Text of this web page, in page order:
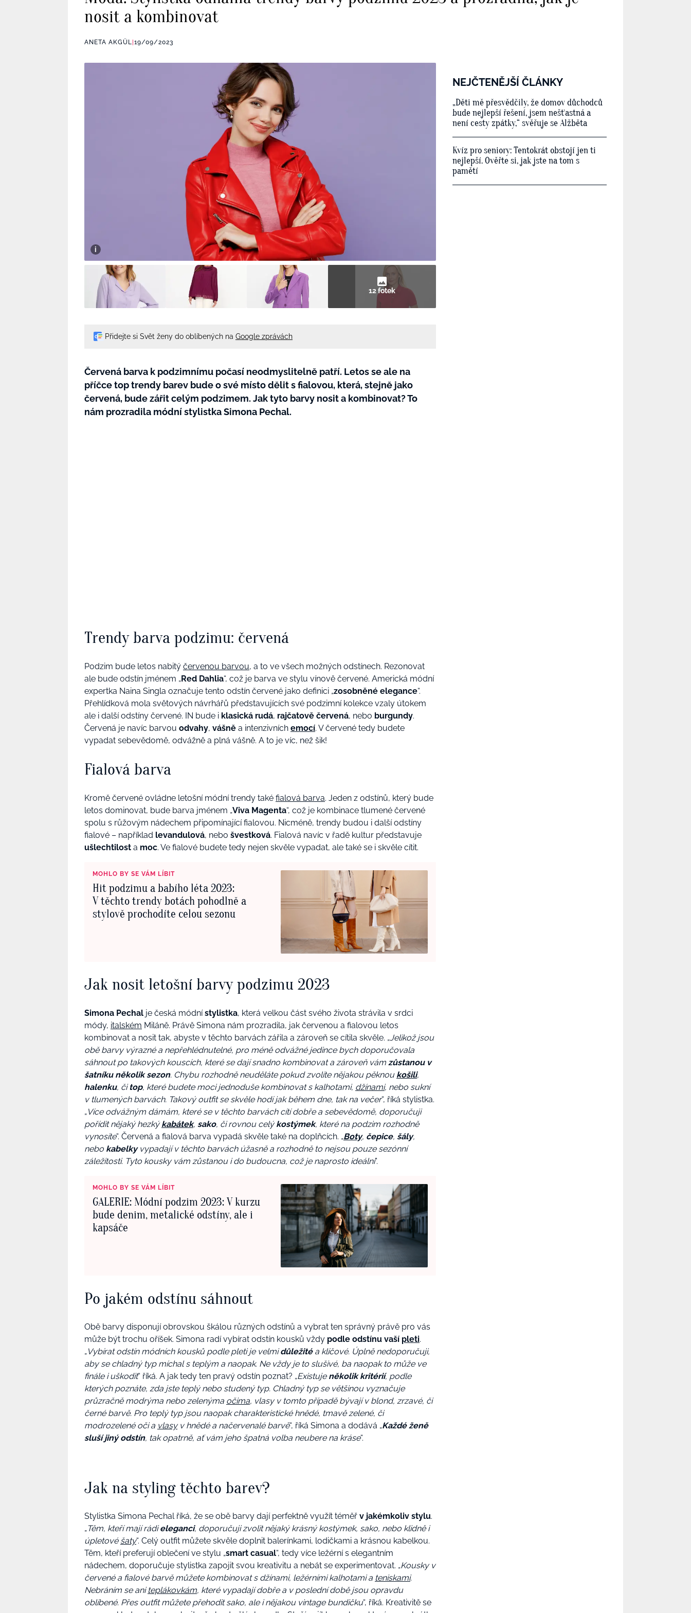
nosit a kombinovat
ANETA AKGÜL 19/09/2023
12 fotek
Přidejte si Svět ženy do oblíbených na Google zprávách
Červená barva k podzimnímu počasí neodmyslitelně patří. Letos se ale na
příčce top trendy barev bude o své místo dělit s fialovou, která, stejně jako
červená, bude zářit celým podzimem. Jak tyto barvy nosit a kombinovat? To
nám prozradila módní stylistka Simona Pechal.
Trendy barva podzimu: červená
Podzim bude letos nabitý červenou barvou, a to ve všech možných odstínech. Rezonovat
ale bude odstín jménem „Red Dahlia“, což je barva ve stylu vínově červené. Americká módní
expertka Naina Singla označuje tento odstín červené jako definici „zosobněné elegance“.
Přehlídková mola světových návrhářů představujících své podzimní kolekce vzaly útokem
ale i další odstíny červené. IN bude i klasická rudá, rajčatově červená, nebo burgundy.
Červená je navíc barvou odvahy, vášně a intenzivních emocí. V červené tedy budete
vypadat sebevědomě, odvážně a plná vášně. A to je víc, než šik!
Fialová barva
Kromě červené ovládne letošní módní trendy také fialová barva. Jeden z odstínů, který bude
letos dominovat, bude barva jménem „Viva Magenta“, což je kombinace tlumené červené
spolu s růžovým nádechem připomínající fialovou. Nicméně, trendy budou i další odstíny
fialové – například levandulová, nebo švestková. Fialová navíc v řadě kultur představuje
ušlechtilost a moc. Ve fialové budete tedy nejen skvěle vypadat, ale také se i skvěle cítit.
MOHLO BY SE VÁM LÍBIT
Hit podzimu a babího léta 2023:
V těchto trendy botách pohodlně a
stylově prochodíte celou sezonu
Jak nosit letošní barvy podzimu 2023
Simona Pechal je česká módnístylistka, která velkou část svého života strávila v srdci
módy, italském Miláně. Právě Simona nám prozradila, jak červenou a fialovou letos
kombinovat a nosit tak, abyste v těchto barvách zářila a zároveň se cítila skvěle. „Jelikož jsou
obě barvy výrazné a nepřehlédnutelné, pro méně odvážné jedince bych doporučovala
sáhnout po takových kouscích, které se dají snadno kombinovat a zároveň vám zůstanou v
šatníku několik sezon. Chybu rozhodně neuděláte pokud zvolíte nějakou pěknou košili,
halenku, čitop, které budete moci jednoduše kombinovat s kalhotami, džínami, nebo sukní
v tlumených barvách. Takový outfit se skvěle hodí jak během dne, tak na večer“, říká stylistka.
„Více odvážným dámám, které se v těchto barvách cítí dobře a sebevědomě, doporučuji
pořídit nějaký hezkýkabátek, sako, či rovnou celýkostýmek, které na podzim rozhodně
vynosíte“. Červená a fialová barva vypadá skvěle také na doplňcích. „Boty, čepice, šály,
nebo kabelkyvypadají v těchto barvách úžasně a rozhodně to nejsou pouze sezónní
záležitosti. Tyto kousky vám zůstanou i do budoucna, což je naprosto ideální“.
MOHLO BY SE VÁM LÍBIT
GALERIE: Módní podzim 2023: V kurzu
bude denim, metalické odstíny, ale i
kapsáče
Po jakém odstínu sáhnout
Obě barvy disponují obrovskou škálou různých odstínů a vybrat ten správný právě pro vás
může být trochu oříšek. Simona radí vybírat odstín kousků vždy podle odstínu vaší pleti.
„Vybírat odstín módních kousků podle pleti je velmidůležitéa klíčové. Úplně nedoporučuji,
aby se chladný typ míchal s teplým a naopak. Ne vždy je to slušivé, ba naopak to může ve
finále i uškodit“ říká. A jak tedy ten pravý odstín poznat? „Existuje několik kritérií, podle
kterých poznáte, zda jste teplý nebo studený typ. Chladný typ se většinou vyznačuje
průzračně modrýma nebo zelenýma očima, vlasy v tomto případě bývají v blond, zrzavé, či
černé barvě. Pro teplý typ jsou naopak charakteristické hnědé, tmavě zelené, či
modrozelené oči a vlasyv hnědé a načervenalé barvě“, říká Simona a dodává „Každé ženě
sluší jiný odstín, tak opatrně, ať vám jeho špatná volba neubere na kráse“.
Jak na styling těchto barev?
Stylistka Simona Pechal říká, že se obě barvy dají perfektně využít téměř v jakémkoliv stylu.
„Těm, kteří mají rádieleganci, doporučuji zvolit nějaký krásný kostýmek, sako, nebo klidně i
úpletové šaty“. Celý outfit můžete skvěle doplnit balerínkami, lodičkami a krásnou kabelkou.
Těm, kteří preferují oblečení ve stylu „smart casual“, tedy více ležérní s elegantním
nádechem, doporučuje stylistka zapojit svou kreativitu a nebát se experimentovat. „Kousky v
červené a fialové barvě můžete kombinovat s džínami, ležérními kalhotami a teniskami.
Nebráním se ani teplákovkám, které vypadají dobře a v poslední době jsou opravdu
oblíbené. Přes outfit můžete přehodit sako, ale i nějakou vintage bundičku“, říká. Kreativitě se
NEJČTENĚJŠÍ ČLÁNKY
„Děti mě přesvědčily, že domov důchodců
bude nejlepší řešení, jsem nešťastná a
není cesty zpátky,“ svěřuje se Alžběta
Kvíz pro seniory: Tentokrát obstojí jen ti
nejlepší. Ověřte si, jak jste na tom s
pamětí